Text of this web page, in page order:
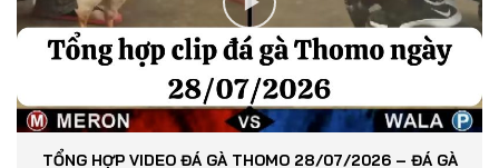
TỔNG HỢP VIDEO ĐÁ GÀ THOMO 28/07/2026 – ĐÁ GÀ